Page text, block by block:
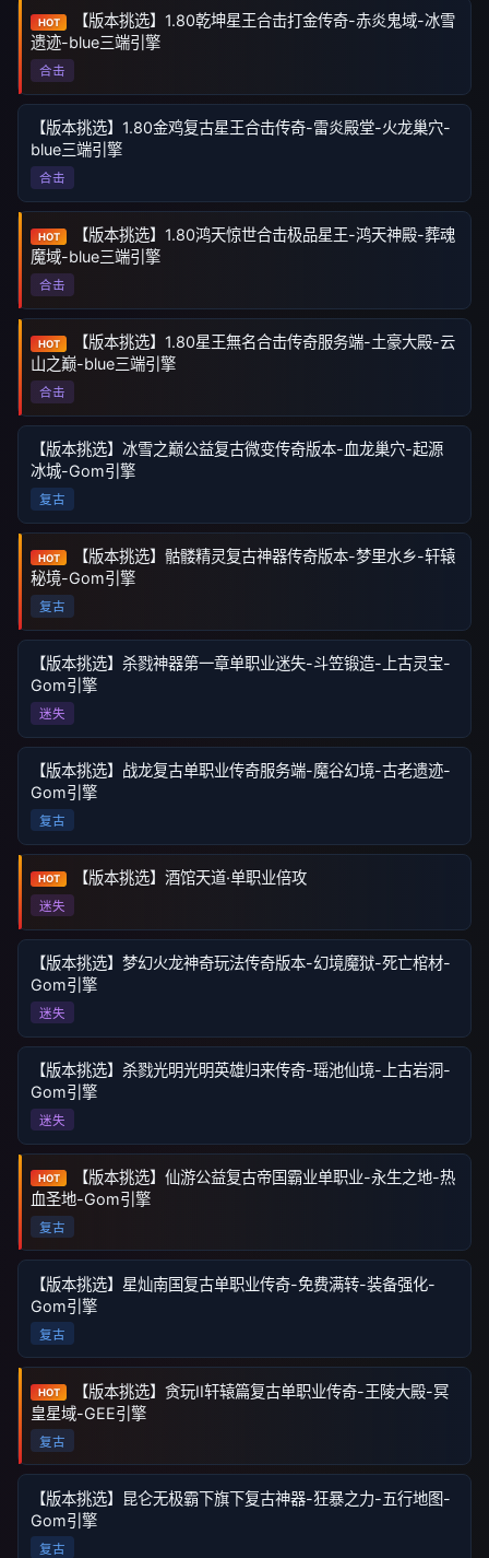
HOT
【版本挑选】1.80乾坤星王合击打金传奇-赤炎鬼域-冰雪
遗迹-blue三端引擎
合击
【版本挑选】1.80金鸡复古星王合击传奇-雷炎殿堂-火龙巢穴-
blue三端引擎
合击
HOT
【版本挑选】1.80鸿天惊世合击极品星王-鸿天神殿-葬魂
魔域-blue三端引擎
合击
HOT
【版本挑选】1.80星王無名合击传奇服务端-土豪大殿-云
山之巅-blue三端引擎
合击
【版本挑选】冰雪之巅公益复古微变传奇版本-血龙巢穴-起源
冰城-Gom引擎
复古
HOT
【版本挑选】骷髅精灵复古神器传奇版本-梦里水乡-轩辕
秘境-Gom引擎
复古
【版本挑选】杀戮神器第一章单职业迷失-斗笠锻造-上古灵宝-
Gom引擎
迷失
【版本挑选】战龙复古单职业传奇服务端-魔谷幻境-古老遗迹-
Gom引擎
复古
HOT 【版本挑选】酒馆天道·单职业倍攻
迷失
【版本挑选】梦幻火龙神奇玩法传奇版本-幻境魔狱-死亡棺材-
Gom引擎
迷失
【版本挑选】杀戮光明光明英雄归来传奇-瑶池仙境-上古岩洞-
Gom引擎
迷失
HOT
【版本挑选】仙游公益复古帝国霸业单职业-永生之地-热
血圣地-Gom引擎
复古
【版本挑选】星灿南国复古单职业传奇-免费满转-装备强化-
Gom引擎
复古
HOT
【版本挑选】贪玩II轩辕篇复古单职业传奇-王陵大殿-冥
皇星域-GEE引擎
复古
【版本挑选】昆仑无极霸下旗下复古神器-狂暴之力-五行地图-
Gom引擎
复古